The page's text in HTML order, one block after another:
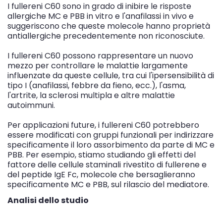
I fullereni C60 sono in grado di inibire le risposte
allergiche MC e PBB in vitro e l'anafilassi in vivo e
suggeriscono che queste molecole hanno proprietà
antiallergiche precedentemente non riconosciute.
I fullereni C60 possono rappresentare un nuovo
mezzo per controllare le malattie largamente
influenzate da queste cellule, tra cui l'ipersensibilità di
tipo I (anafilassi, febbre da fieno, ecc.), l'asma,
l'artrite, la sclerosi multipla e altre malattie
autoimmuni.
Per applicazioni future, i fullereni C60 potrebbero
essere modificati con gruppi funzionali per indirizzare
specificamente il loro assorbimento da parte di MC e
PBB. Per esempio, stiamo studiando gli effetti del
fattore delle cellule staminali rivestito di fullerene e
del peptide IgE Fc, molecole che bersaglieranno
specificamente MC e PBB, sul rilascio del mediatore.
Analisi dello studio